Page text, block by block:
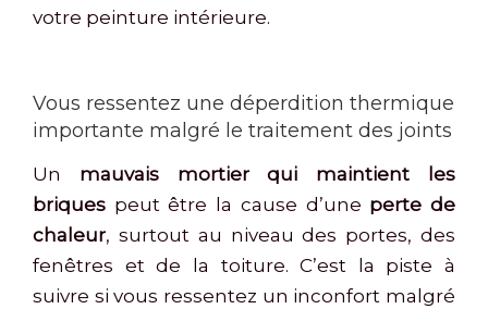
votre peinture intérieure.
Vous ressentez une déperdition thermique
importante malgré le traitement des joints
Un mauvais mortier qui maintient les
briques peut être la cause d’une perte de
chaleur, surtout au niveau des portes, des
fenêtres et de la toiture. C’est la piste à
suivre si vous ressentez un inconfort malgré